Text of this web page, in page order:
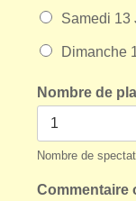
Samedi 13
Dimanche
Nombre de
Nombre de
Commentaire